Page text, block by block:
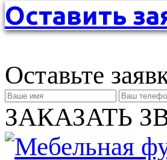
Оставить
Оставьте
ЗАКАЗАТЬ